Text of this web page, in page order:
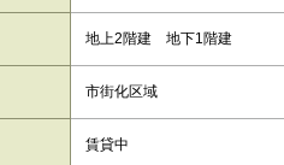
地上2階建 地下1階建
市街化区域
賃貸中